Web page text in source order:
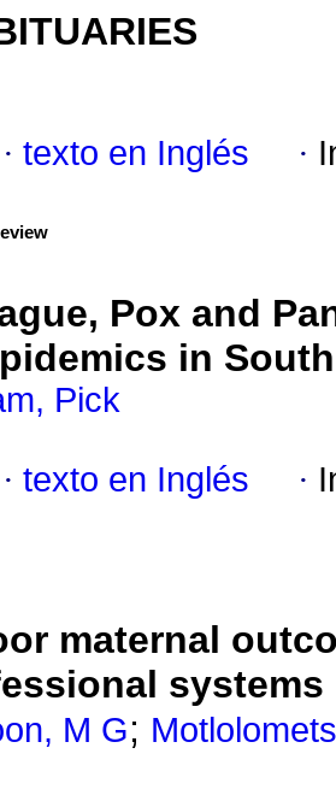
· texto en Inglés ·
Pox and
in
Pick
· texto en Inglés ·
maternal
systems
M G;